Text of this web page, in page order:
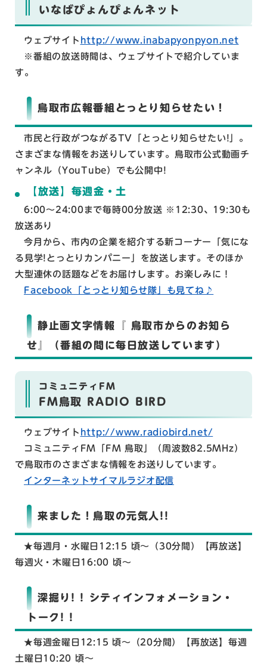
いなばぴょんぴょんネット
ウェブサイト http://www.inabapyonpyon.net
※番組の放送時間は、ウェブサイトで紹介していま
す。
鳥取市広報番組とっとり知らせたい！
市民と行政がつながるTV「とっとり知らせたい!」。
さまざまな情報をお送りしています。鳥取市公式動画チ
ャンネル（YouTube）でも公開中!
【放送】毎週金・土
6:00～24:00まで毎時00分放送 ※12:30、19:30も
放送あり
今月から、市内の企業を紹介する新コーナー「気にな
る見学!とっとりカンパニー」を放送します。そのほか
大型連休の話題などをお届けします。お楽しみに！
Facebook「とっとり知らせ隊」も見てね♪
静止画文字情報『 鳥取市からのお知ら
せ』（番組の間に毎日放送しています）
コミュニティFM
FM鳥取 RADIO BIRD
ウェブサイト http://www.radiobird.net/
コミュニティFM「FM 鳥取」（周波数82.5MHz）
で鳥取市のさまざまな情報をお送りしています。
インターネットサイマルラジオ配信
来ました！鳥取の元気人!!
★毎週月・水曜日12:15 頃～（30分間）【再放送】
毎週火・木曜日16:00 頃～
深掘り! ! シティインフォメーション・
トーク! !
★毎週金曜日12:15 頃～（20分間）【再放送】毎週
土曜日10:20 頃～